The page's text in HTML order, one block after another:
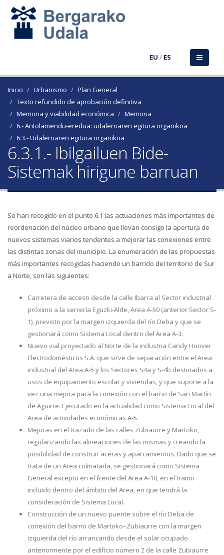
EU / ES
Inicio Urbanismo
Plan General
Texto refundido de aprobación definitiva
Memoria y viabilidad económica
Memoria
6.- Antolamendu-eredua: udalerriaren egitura organikoa
6.3.- Udalerriaren egitura organikoa
6.3.1.- Ibilgailuen Bide-
Sistemak hirigune barruan
Se han recogido en el punto 6.1 las actuaciones más importantes de
reordenación del núcleo urbano que llevan consigo la apertura de
nuevos sistemas viarios tendentes a mejorar las conexiones entre
las distintas zonas del municipio. La enumeración de las propuestas
más importantes recogidas haciendo un barrido del territorio de Sur
a Norte, son las siguientes:
Carretera de acceso desde la calle Ibarra al Sector industrial
próximo a la serrería Eguzki-Alde, Area A-50 (anterior Sector S-
1), previsto por la margen izquierda del río Deba y que se
gestionará como Sistema Local dentro del Area A-3.
Nuevo vial proyectado al Norte de la industria Candy Hoover
Electrodomésticos S.A. que sirve de separación entre el Area
industrial del Area A-5 y los Sectores S4a y S-4b destinados a
usos de equipamiento escolar y viviendas, y que supone a la
vez una mejora para la conexión con el barrio de San Martín
de Aguirre. Ejecutado en la actualidad como Sistema Local del
Area de actividades económicas A-5.
Mejoras en el trazado de las calles Zubiaurre y Martoko,
regularizando las alineaciones de las mismas y creando la
posibilidad de construir aceras y aparcamientos. Dado que se
trata de un Area colmatada, se gestionará como Sistema
General excepto en el frente del Area A-10, en el tramo
incluido dentro del ámbito del Area, en que tendrá la
consideración de Sistema Local.
Construcción de un nuevo puente sobre el río Deba de
conexión del barrio de Martoko–Zubiaurre con la margen
izquierda del río arrancando desde el solar ocupado
anteriormente por el edificio número 2 de la calle Zubiaurre